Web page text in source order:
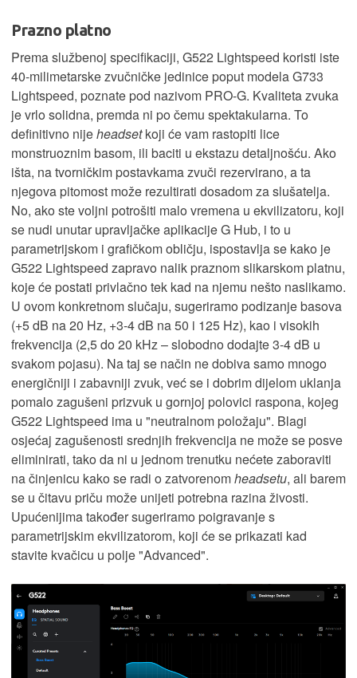
Prazno platno
Prema službenoj specifikaciji, G522 Lightspeed koristi iste
40-milimetarske zvučničke jedinice poput modela G733
Lightspeed, poznate pod nazivom PRO-G. Kvaliteta zvuka
je vrlo solidna, premda ni po čemu spektakularna. To
definitivno nijeheadsetkoji će vam rastopiti lice
monstruoznim basom, ili baciti u ekstazu detaljnošću. Ako
išta, na tvorničkim postavkama zvuči rezervirano, a ta
njegova pitomost može rezultirati dosadom za slušatelja.
No, ako ste voljni potrošiti malo vremena u ekvilizatoru, koji
se nudi unutar upravljačke aplikacije G Hub, i to u
parametrijskom i grafičkom obličju, ispostavlja se kako je
G522 Lightspeed zapravo nalik praznom slikarskom platnu,
koje će postati privlačno tek kad na njemu nešto naslikamo.
U ovom konkretnom slučaju, sugeriramo podizanje basova
(+5 dB na 20 Hz, +3-4 dB na 50 i 125 Hz), kao i visokih
frekvencija (2,5 do 20 kHz – slobodno dodajte 3-4 dB u
svakom pojasu). Na taj se način ne dobiva samo mnogo
energičniji i zabavniji zvuk, već se i dobrim dijelom uklanja
pomalo zagušeni prizvuk u gornjoj polovici raspona, kojeg
G522 Lightspeed ima u "neutralnom položaju". Blagi
osjećaj zagušenosti srednjih frekvencija ne može se posve
eliminirati, tako da ni u jednom trenutku nećete zaboraviti
na činjenicu kako se radi o zatvorenomheadsetu, ali barem
se u čitavu priču može unijeti potrebna razina živosti.
Upućenijima također sugeriramo poigravanje s
parametrijskim ekvilizatorom, koji će se prikazati kad
stavite kvačicu u polje "Advanced".